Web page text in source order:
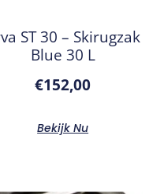
ST 30 – Skirugzak
Blue 30 L
€152,00
Bekijk Nu